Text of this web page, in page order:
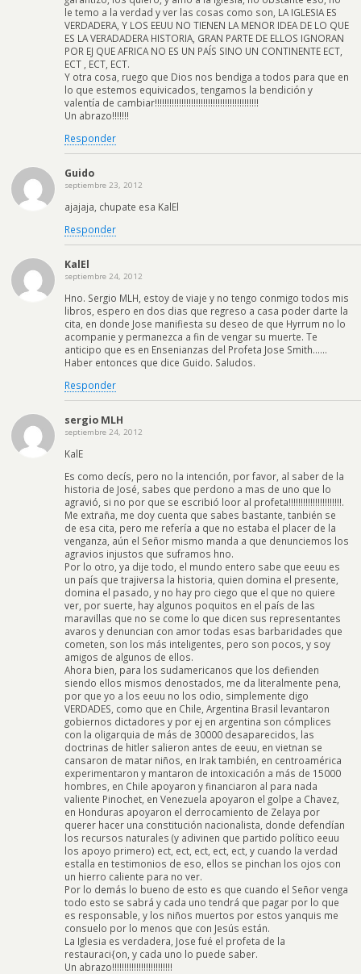
le temo a la verdad y ver las cosas como son, LA IGLESIA ES
VERDADERA, Y LOS EEUU NO TIENEN LA MENOR IDEA DE LO QUE
ES LA VERADADERA HISTORIA, GRAN PARTE DE ELLOS IGNORAN
POR EJ QUE AFRICA NO ES UN PAÍS SINO UN CONTINENTE ECT,
ECT , ECT, ECT.
Y otra cosa, ruego que Dios nos bendiga a todos para que en
lo que estemos equivicados, tengamos la bendición y
valentía de cambiar!!!!!!!!!!!!!!!!!!!!!!!!!!!!!!!!!!!!!!!!!!!
Un abrazo!!!!!!!
Responder
Guido
septiembre 23, 2012
ajajaja, chupate esa KalEl
Responder
KalEl
septiembre 24, 2012
Hno. Sergio MLH, estoy de viaje y no tengo conmigo todos mis
libros, espero en dos dias que regreso a casa poder darte la
cita, en donde Jose manifiesta su deseo de que Hyrrum no lo
acompanie y permanezca a fin de vengar su muerte. Te
anticipo que es en Ensenianzas del Profeta Jose Smith……
Haber entonces que dice Guido. Saludos.
Responder
sergio MLH
septiembre 24, 2012
KalE
Es como decís, pero no la intención, por favor, al saber de la
historia de José, sabes que perdono a mas de uno que lo
agravió, si no por que se escribió loor al profeta!!!!!!!!!!!!!!!!!!!!!!.
Me extraña, me doy cuenta que sabes bastante, tanbién se
de esa cita, pero me refería a que no estaba el placer de la
venganza, aún el Señor mismo manda a que denunciemos los
agravios injustos que suframos hno.
Por lo otro, ya dije todo, el mundo entero sabe que eeuu es
un país que trajiversa la historia, quien domina el presente,
domina el pasado, y no hay pro ciego que el que no quiere
ver, por suerte, hay algunos poquitos en el país de las
maravillas que no se come lo que dicen sus representantes
avaros y denuncian con amor todas esas barbaridades que
cometen, son los más inteligentes, pero son pocos, y soy
amigos de algunos de ellos.
Ahora bien, para los sudamericanos que los defienden
siendo ellos mismos denostados, me da literalmente pena,
por que yo a los eeuu no los odio, simplemente digo
VERDADES, como que en Chile, Argentina Brasil levantaron
gobiernos dictadores y por ej en argentina son cómplices
con la oligarquia de más de 30000 desaparecidos, las
doctrinas de hitler salieron antes de eeuu, en vietnan se
cansaron de matar niños, en Irak también, en centroamérica
experimentaron y mantaron de intoxicación a más de 15000
hombres, en Chile apoyaron y financiaron al para nada
valiente Pinochet, en Venezuela apoyaron el golpe a Chavez,
en Honduras apoyaron el derrocamiento de Zelaya por
querer hacer una constitución nacionalista, donde defendían
los recursos naturales (y adivinen que partido político eeuu
los apoyo primero) ect, ect, ect, ect, ect, y cuando la verdad
estalla en testimonios de eso, ellos se pinchan los ojos con
un hierro caliente para no ver.
Por lo demás lo bueno de esto es que cuando el Señor venga
todo esto se sabrá y cada uno tendrá que pagar por lo que
es responsable, y los niños muertos por estos yanquis me
consuelo por lo menos que con Jesús están.
La Iglesia es verdadera, Jose fué el profeta de la
restauraci{on, y cada uno lo puede saber.
Un abrazo!!!!!!!!!!!!!!!!!!!!!!!!!